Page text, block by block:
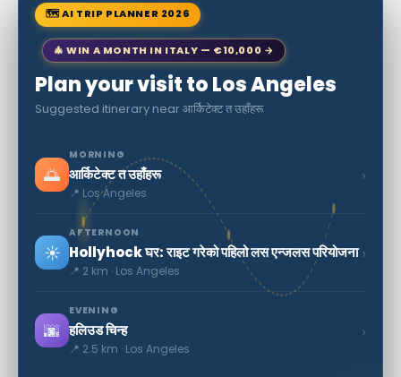
🗺 AI TRIP PLANNER 2026
🎄 WIN A MONTH IN ITALY — €10,000 →
Plan your visit to Los Angeles
Suggested itinerary near आर्किटेक्ट त उहाँहरू
🌅
MORNING
आर्किटेक्ट त उहाँहरू
📍 Los Angeles
›
☀️
AFTERNOON
Hollyhock घर: राइट गरेको पहिलो लस एन्जलस परियोजना
📍 2 km · Los Angeles
›
🌆
EVENING
हलिउड चिन्ह
📍 2.5 km · Los Angeles
›